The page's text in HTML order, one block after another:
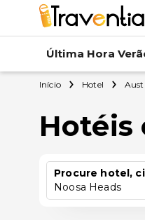
Última Hora
Início Hotel
Hotéis
Procure hotel,
Noosa Heads